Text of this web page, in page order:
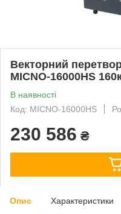
Векторний
MICNO-16000HS
В наявності
Код: MICNO-16000HS
230 586 ₴
Опис Характеристики